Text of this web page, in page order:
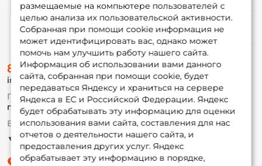
размещаемые на компьютере пользователей с
целью анализа их пользовательской активности.
Собранная при помощи cookie информация не
может идентифицировать вас, однако может
помочь нам улучшить работу нашего сайта.
Информация об использовании вами данного
сайта, собранная при помощи cookie, будет
передаваться Яндексу и храниться на сервере
Яндекса в ЕС и Российской Федерации. Яндекс
будет обрабатывать эту информацию для оценки
использования вами сайта, составления для нас
отчетов о деятельности нашего сайта, и
предоставления других услуг. Яндекс
обрабатывает эту информацию в порядке,
Информация
О магазине
Доставка
Оплата
Fox-bonus
Гуру
Партнерская программа
8 (495) 532-77-88
info@foxfishing.ru
По вопросам с заказом
г. Москва, ул. Плеханова д.7
Ежедневно 10:00 до 20:00